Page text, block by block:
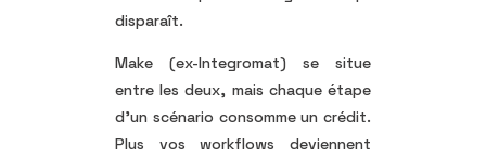
disparaît.
Make (ex-Integromat) se situe
entre les deux, mais chaque étape
d’un scénario consomme un crédit.
Plus vos workflows deviennent